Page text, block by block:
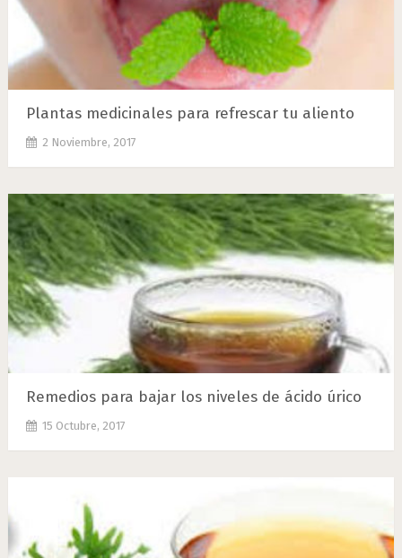
Plantas medicinales para refrescar tu aliento
2 Noviembre, 2017
Remedios para bajar los niveles de ácido úrico
15 Octubre, 2017